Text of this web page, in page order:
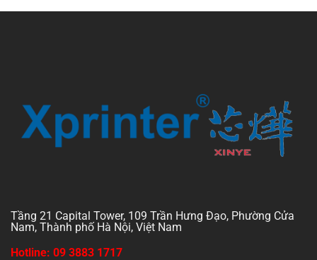
Tầng 21 Capital Tower, 109 Trần Hưng Đạo, Phường Cửa
Nam, Thành phố Hà Nội, Việt Nam
Hotline: 09 3883 1717